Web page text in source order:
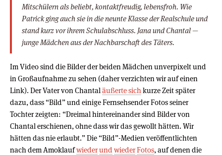
Mitschülern als beliebt, kontaktfreudig, lebensfroh. Wie
Patrick ging auch sie in die neunte Klasse der Realschule und
stand kurz vor ihrem Schulabschluss. Jana und Chantal —
junge Mädchen aus der Nachbarschaft des Täters.
Im Video sind die Bilder der beiden Mädchen unverpixelt und
in Großaufnahme zu sehen (daher verzichten wir auf einen
Link). Der Vater von Chantaläußerte sichkurze Zeit später
dazu, dass “Bild” und einige Fernsehsender Fotos seiner
Tochter zeigten: “Dreimal hintereinander sind Bilder von
Chantal erschienen, ohne dass wir das gewollt hätten. Wir
hätten das nie erlaubt.” Die “Bild”-Medien veröffentlichten
nach dem Amoklaufwiederund wiederFotos, auf denen die